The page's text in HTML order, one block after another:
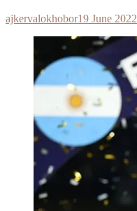
ajkervalokhobor19 June 2022